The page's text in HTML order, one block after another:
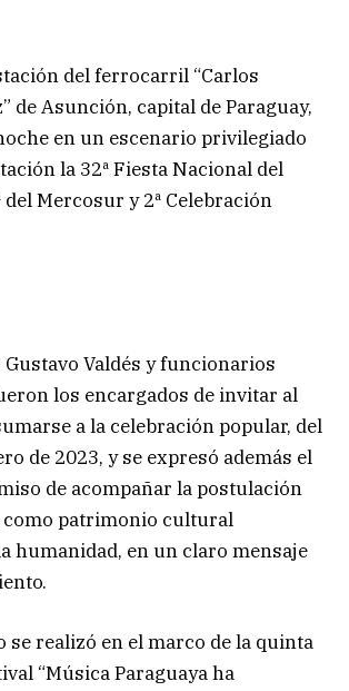
del ferrocarril “Carlos
de Asunción, capital de Paraguay,
en un escenario privilegiado
la 32ª Fiesta Nacional del
del Mercosur y 2ª Celebración
Valdés y funcionarios
los encargados de invitar al
a la celebración popular, del
de 2023, y se expresó además el
de acompañar la postulación
como patrimonio cultural
humanidad, en un claro mensaje
se realizó en el marco de la quinta
“Música Paraguaya ha